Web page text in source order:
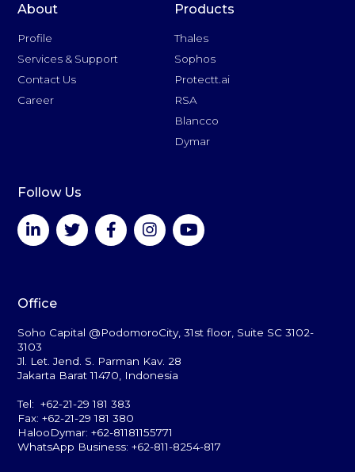
About
Profile
Services & Support
Contact Us
Career
Products
Thales
Sophos
Protectt.ai
RSA
Blancco
Dymar
Follow Us
Office
Soho Capital @PodomoroCity, 31st floor, Suite SC 3102-
3103
Jl. Let. Jend. S. Parman Kav. 28
Jakarta Barat 11470, Indonesia
Tel: +62-21-29 181 383
Fax: +62-21-29 181 380
HalooDymar: +62-81181155771
WhatsApp Business: +62-811-8254-817